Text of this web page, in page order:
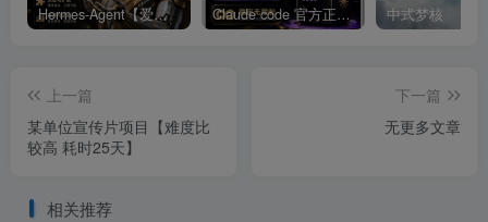
Hermes-Agent【爱马仕】AI自动化部署【会员免费领取安装包】 Claude code 官方正版 超强工具【会员免费领取安装包】 中式梦核
上一篇
某单位宣传片项目【难度比
较高 耗时25天】
下一篇
无更多文章
相关推荐